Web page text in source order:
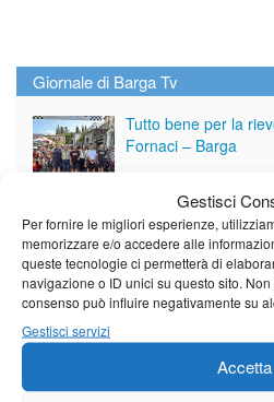
Gestisci
Per fornire le migliori esperienze,
memorizzare e/o accedere alle
queste tecnologie ci permetterà di
navigazione o ID unici su questo sito.
consenso può influire negativamente su
Gestisci servizi
Accetta
Giornale di Barga Tv
Tutto bene per la
Fornaci – Barga
Per le vie di Barga
dedicata al patrono
Partite le Piazzette